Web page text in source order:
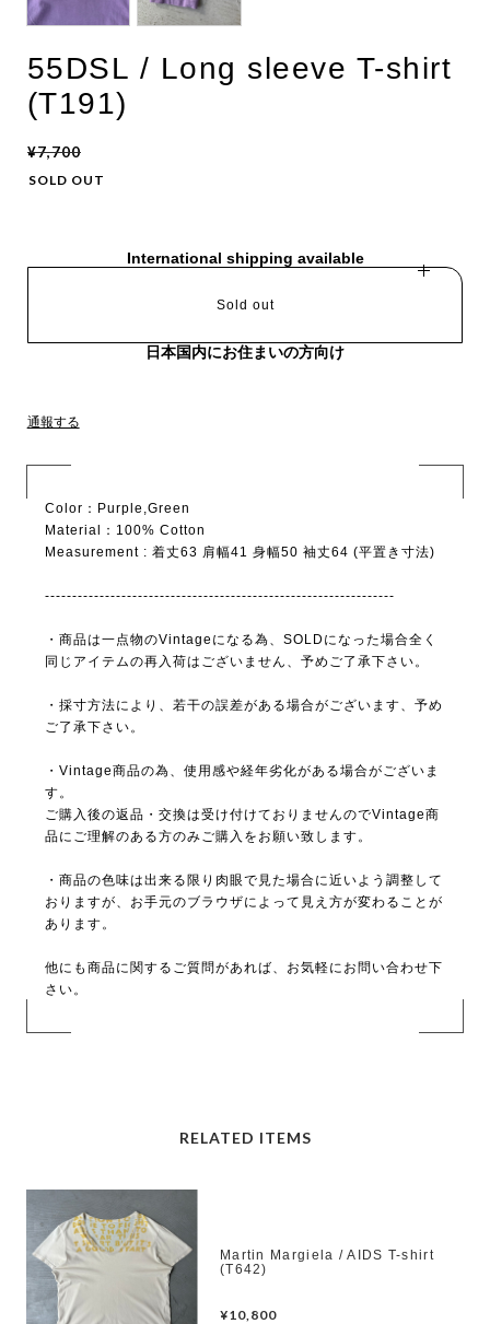
55DSL / Long sleeve T-shirt
(T191)
¥7,700
SOLD OUT
International shipping available
Sold out
日本国内にお住まいの方向け
通報する
Color：Purple,Green
Material：100% Cotton
Measurement : 着丈63 肩幅41 身幅50 袖丈64 (平置き寸法)
----------------------------------------------------------------
・商品は一点物のVintageになる為、SOLDになった場合全く
同じアイテムの再入荷はございません、予めご了承下さい。
・採寸方法により、若干の誤差がある場合がございます、予め
ご了承下さい。
・Vintage商品の為、使用感や経年劣化がある場合がございま
す。
ご購入後の返品・交換は受け付けておりませんのでVintage商
品にご理解のある方のみご購入をお願い致します。
・商品の色味は出来る限り肉眼で見た場合に近いよう調整して
おりますが、お手元のブラウザによって見え方が変わることが
あります。
他にも商品に関するご質問があれば、お気軽にお問い合わせ下
さい。
RELATED ITEMS
Martin Margiela / AIDS T-shirt
(T642)
¥10,800